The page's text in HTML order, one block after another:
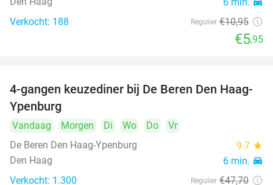
Verkocht: 188 Regulier €10,95
€5,95
46%
4-gangen keuzediner bij De Beren Den Haag-
Ypenburg
Vandaag Morgen Di Wo Do
Vr
De Beren Den Haag-Ypenburg
9.7 star
Den Haag 6 min. directions_car
Verkocht: 1.300 Regulier €47,70